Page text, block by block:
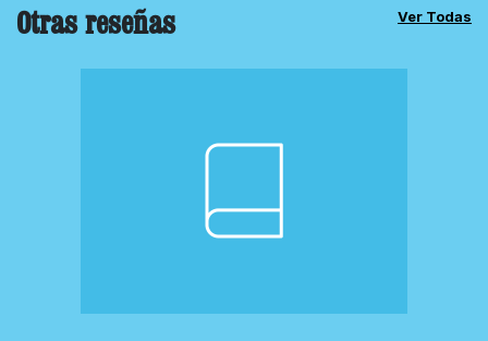
Otras reseñas Ver Todas